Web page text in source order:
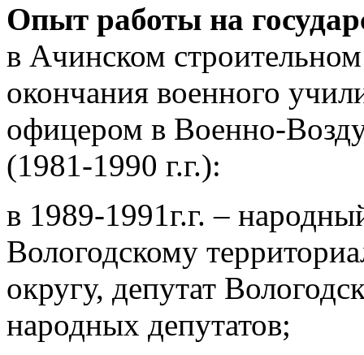
Опыт работы на
в Ачинском
окончания военного
офицером в Военно-
(1981-1990 г.г.):
в 1989-1991г.г. –
Вологодскому
округу, депутат
народных депутатов;